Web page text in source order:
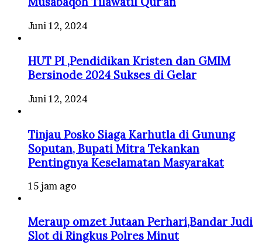
Juni 12, 2024
HUT PI ,Pendidikan Kristen dan GMIM
Bersinode 2024 Sukses di Gelar
Juni 12, 2024
Tinjau Posko Siaga Karhutla di Gunung
Soputan, Bupati Mitra Tekankan
Pentingnya Keselamatan Masyarakat
15 jam ago
Meraup omzet Jutaan Perhari,Bandar Judi
Slot di Ringkus Polres Minut